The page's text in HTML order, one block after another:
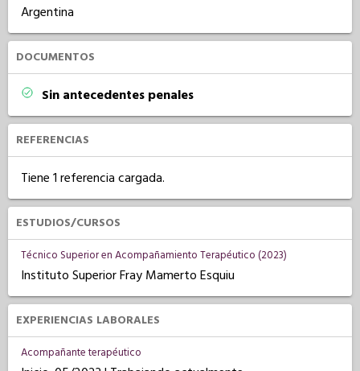
Argentina
DOCUMENTOS
Sin antecedentes penales
REFERENCIAS
Tiene 1 referencia cargada.
ESTUDIOS/CURSOS
Técnico Superior en Acompañamiento Terapéutico (2023)
Instituto Superior Fray Mamerto Esquiu
EXPERIENCIAS LABORALES
Acompañante terapéutico